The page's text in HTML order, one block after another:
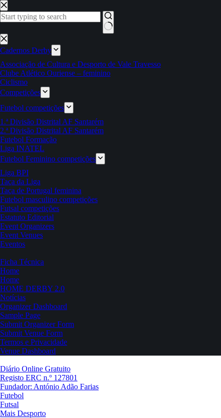
Pular
para
o
Sem
resultados
Cadernos Derby
Associação de Cultura e Desporto de Vale Travesso
Clube Atlético Ouriense – feminino
Ciclismo
Competições
Futebol competições
1.ª Divisão Distrital AF Santarém
2.ª Divisão Distrital AF Santarém
Futebol Formação
Liga INATEL
Futebol Feminino competições
Liga BPI
Taça da Liga
Taça de Portugal feminina
Futebol masculino competições
Futsal competições
Estatuto Editorial
Event Organizers
Event Venues
Eventos
Ficha Técnica
Home
Home
HOME DERBY 2.0
Notícias
Organizer Dashboard
Sample Page
Submit Organizer Form
Submit Venue Form
Termos e Privacidade
Venue Dashboard
Diário Online Gratuito
Registo ERC n.º 127801
Fundador: António Adão Farias
Futebol
Futsal
Mais Desporto